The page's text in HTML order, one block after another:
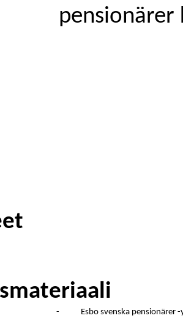
pensionärer
- Esbo svenska pensionärer